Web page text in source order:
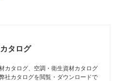
タログ
カタログ、空調・衛生資材カタログ
社カタログを閲覧・ダウンロードで